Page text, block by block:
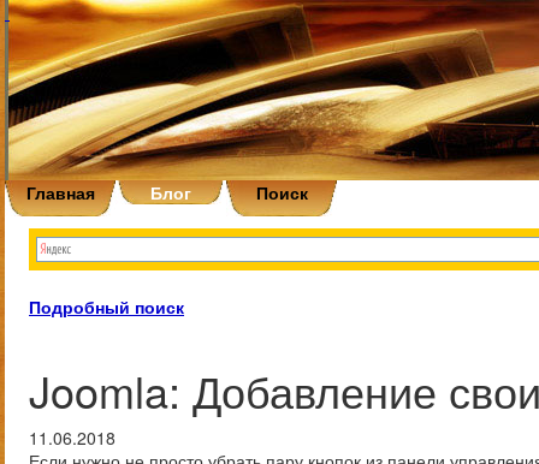
Главная Блог Поиск
Подробный поиск
Joomla: Добавление
11.06.2018